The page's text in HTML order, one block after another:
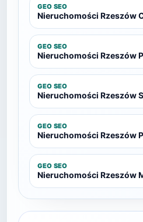
GEO SEO
Nieruchomości Rzeszów
GEO SEO
Nieruchomości Rzeszów
GEO SEO
Nieruchomości Rzeszów
GEO SEO
Nieruchomości Rzeszów
GEO SEO
Nieruchomości Rzeszów